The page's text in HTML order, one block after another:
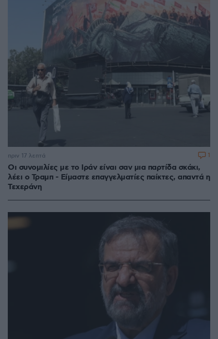
Οι συνομιλίες με το Ιράν είναι σαν μια παρτίδα σκάκι,
λέει ο Τραμπ - Είμαστε επαγγελματίες παίκτες, απαντά η
Τεχεράνη
πριν 17 λεπτά 1